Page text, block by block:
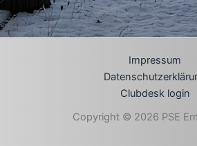
Impressum
Clubdesk login
Copyright © 2026 PSE